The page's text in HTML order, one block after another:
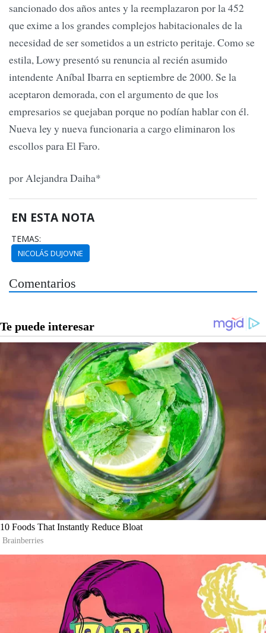
sancionado dos años antes y la reemplazaron por la 452
que exime a los grandes complejos habitacionales de la
necesidad de ser sometidos a un estricto peritaje. Como se
estila, Lowy presentó su renuncia al recién asumido
intendente Aníbal Ibarra en septiembre de 2000. Se la
aceptaron demorada, con el argumento de que los
empresarios se quejaban porque no podían hablar con él.
Nueva ley y nueva funcionaria a cargo eliminaron los
escollos para El Faro.
por Alejandra Daiha*
EN ESTA NOTA
TEMAS:
NICOLÁS DUJOVNE
Comentarios